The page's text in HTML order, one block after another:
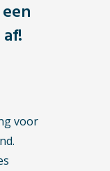
voor